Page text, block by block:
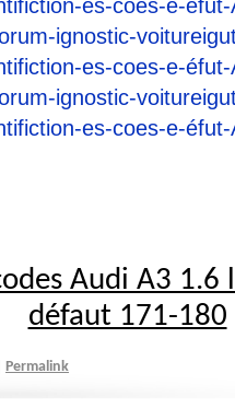
es-coes-e-
ignostic-
es-coes-e-
ignostic-
es-coes-e-
Audi A3 1.6
défaut 171-180
Permalink